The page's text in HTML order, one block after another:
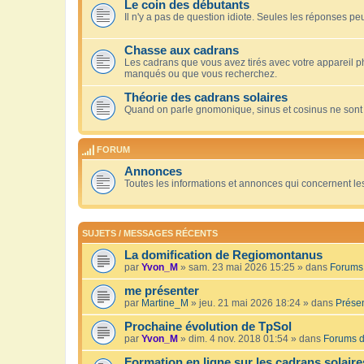
Le coin des débutants
Il n'y a pas de question idiote. Seules les réponses
Chasse aux cadrans
Les cadrans que vous avez tirés avec votre appareil
manqués ou que vous recherchez.
Théorie des cadrans solaires
Quand on parle gnomonique, sinus et cosinus ne
FORUM
Annonces
Toutes les informations et annonces qui concernent
SUJETS / MESSAGES RÉCENTS
La domification de Regiomontanus
par Yvon_M » sam. 23 mai 2026 15:25 » dans
me présenter
par Martine_M » jeu. 21 mai 2026 18:24 » dans
Prochaine évolution de TpSol
par Yvon_M » dim. 4 nov. 2018 01:54 » dans Forums